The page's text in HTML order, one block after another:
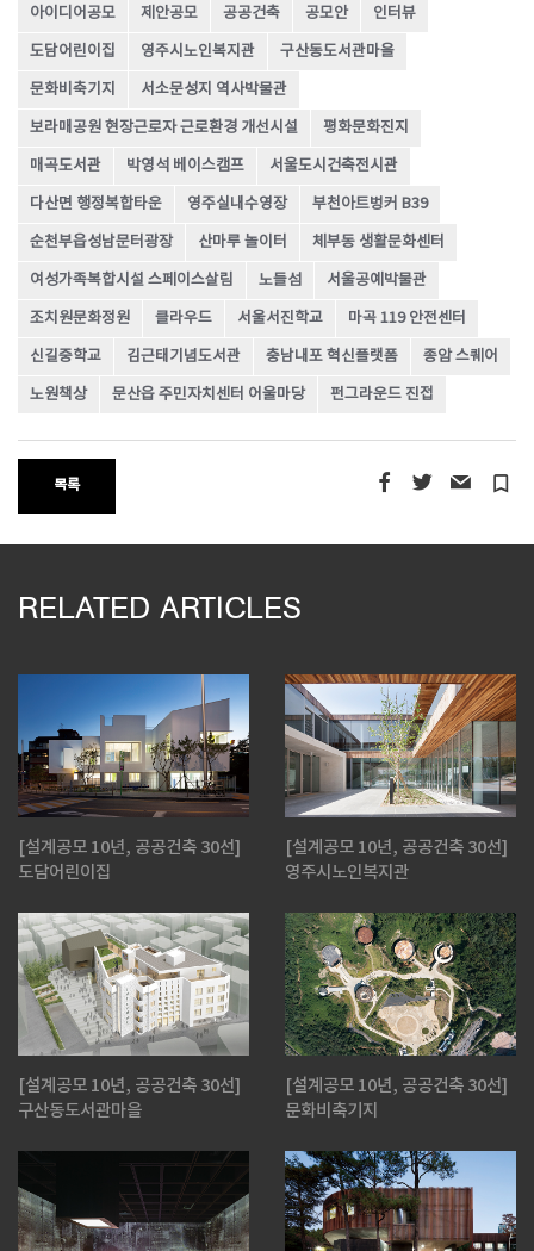
아이디어공모 제안공모 공공건축 공모안 인터뷰
도담어린이집 영주시노인복지관 구산동도서관마을
문화비축기지 서소문성지 역사박물관
보라매공원 현장근로자 근로환경 개선시설 평화문화진지
매곡도서관 박영석 베이스캠프 서울도시건축전시관
다산면 행정복합타운 영주실내수영장 부천아트벙커 B39
순천부읍성남문터광장 산마루 놀이터 체부동 생활문화센터
여성가족복합시설 스페이스살림 노들섬 서울공예박물관
조치원문화정원 클라우드 서울서진학교 마곡 119 안전센터
신길중학교 김근태기념도서관 충남내포 혁신플랫폼 종암 스퀘어
노원책상 문산읍 주민자치센터 어울마당 펀그라운드 진접
목록 turned_in_not
RELATED ARTICLES
[설계공모 10년, 공공건축 30선]
도담어린이집
[설계공모 10년, 공공건축 30선]
영주시노인복지관
[설계공모 10년, 공공건축 30선]
구산동도서관마을
[설계공모 10년, 공공건축 30선]
문화비축기지